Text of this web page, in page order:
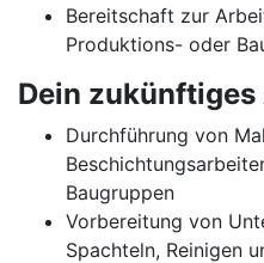
Bereitschaft zur
Produktions- oder
Dein
Durchführung von
Baugruppen
Vorbereitung von
Spachteln, Reinigen